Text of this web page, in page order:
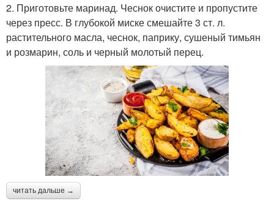
2. Приготовьте маринад. Чеснок очистите и пропустите
через пресс. В глубокой миске смешайте 3 ст. л.
растительного масла, чеснок, паприку, сушеный тимьян
и розмарин, соль и черный молотый перец.
читать дальше →